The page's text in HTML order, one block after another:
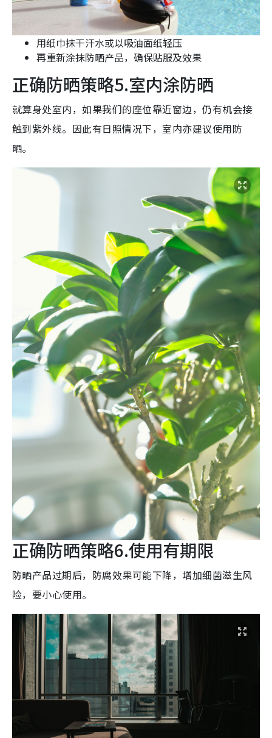
用纸巾抹干汗水或以吸油面纸轻压
再重新涂抹防晒产品，确保贴服及效果
正确防晒策略5.室内涂防晒
就算身处室内，如果我们的座位靠近窗边，仍有机会接
触到紫外线。因此有日照情况下，室内亦建议使用防
晒。
正确防晒策略6.使用有期限
防晒产品过期后，防腐效果可能下降，增加细菌滋生风
险，要小心使用。